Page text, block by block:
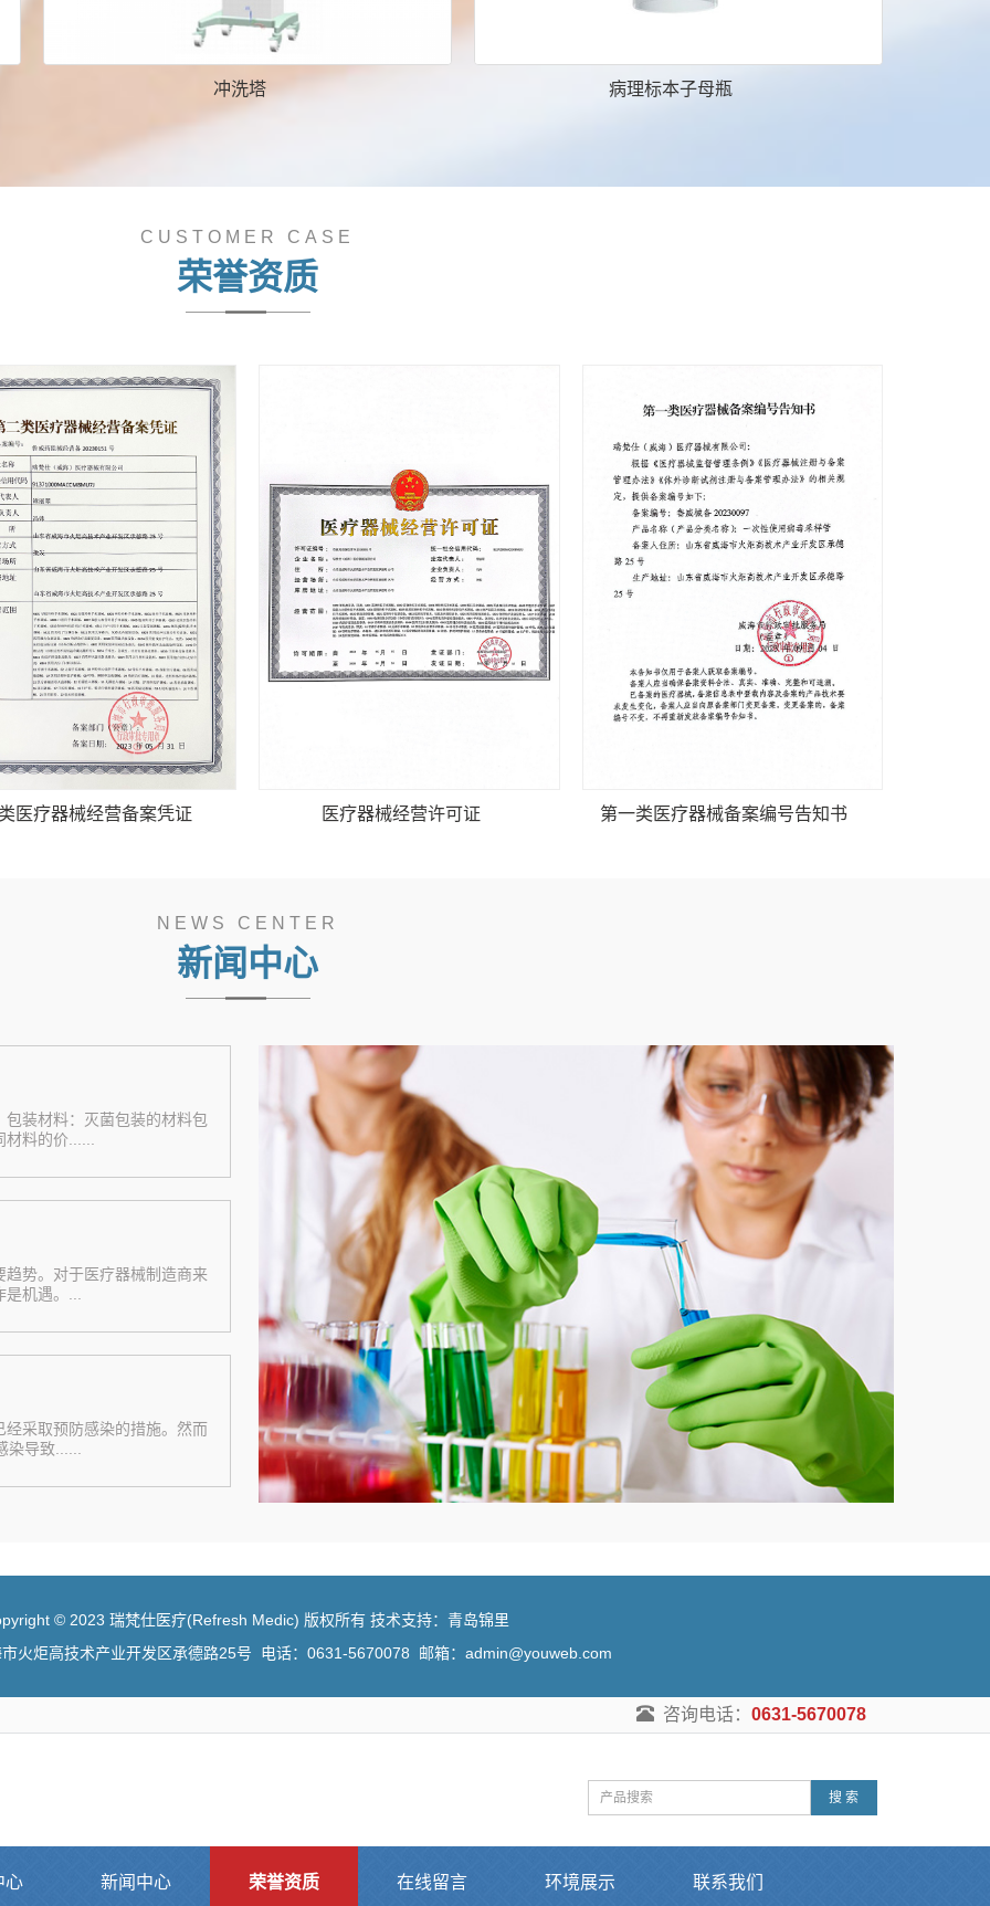
冲洗塔 病理标本子母瓶
CUSTOMER CASE
荣誉资质
医疗器械经营备案凭证 医疗器械经营许可证 第一类医疗器械备案编号告知书
NEWS CENTER
新闻中心
装材料：灭菌包装的材料包
料的价......
势。对于医疗器械制造商来
机遇。...
采取预防感染的措施。然而
导致......
© 2023 瑞梵仕医疗(Refresh Medic) 版权所有 技术支持：青岛锦里
火炬高技术产业开发区承德路25号 电话：0631-5670078 邮箱：admin@youweb.com
咨询电话： 0631-5670078
搜 索
心 新闻中心 荣誉资质 在线留言 环境展示 联系我们